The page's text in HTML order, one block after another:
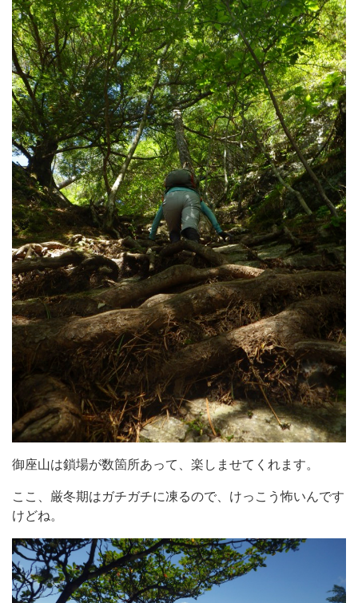
御座山は鎖場が数箇所あって、楽しませてくれます。
ここ、厳冬期はガチガチに凍るので、けっこう怖いんです
けどね。